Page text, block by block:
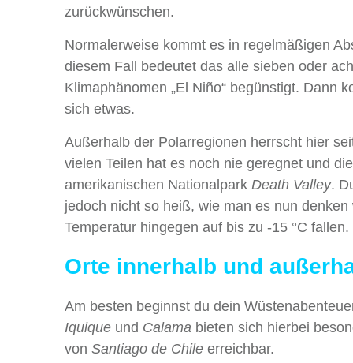
zurückwünschen.
Normalerweise kommt es in regelmäßigen
diesem Fall bedeutet das alle sieben oder
Klimaphänomen „El Niño“ begünstigt. Dann
sich etwas.
Außerhalb der Polarregionen herrscht hier
vielen Teilen hat es noch nie geregnet und
amerikanischen Nationalpark Death Valley.
jedoch nicht so heiß, wie man es nun
Temperatur hingegen auf bis zu -15 °C fallen.
Orte innerhalb und
Am besten beginnst du dein
Iquique und Calama bieten sich hierbei
von Santiago de Chile erreichbar.